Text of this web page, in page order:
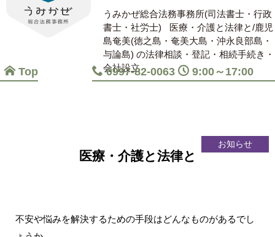
Top 0997-82-0063 9:00～17:00
うみかぜ総合法務事務所(司法書士・行政
書士・社労士)
医療・介護と法律と/鹿児
島奄美(徳之島・奄美大島・沖永良部島・
与論島) の法律相談・登記・相続手続き・
会社設立
医療・介護と法律と
お知らせ
不安や悩みを解決するための手段はどんなものがあるでし